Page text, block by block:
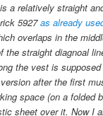
a relatively straight
5927as already
overlaps in the
the straight diagnoal
the vest is
after the first
space (on a folded
sheet over it. Now I